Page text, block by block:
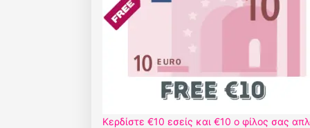
Κερδίστε €10 εσείς και €10 ο φίλος σας